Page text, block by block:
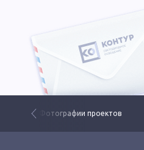
Фотографии проектов